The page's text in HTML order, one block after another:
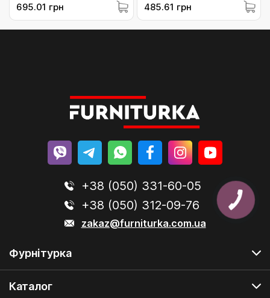
695.01 грн 485.61 грн
+38 (050) 331-60-05
+38 (050) 312-09-76
zakaz@furniturka.com.ua
Фурнітурка
Каталог